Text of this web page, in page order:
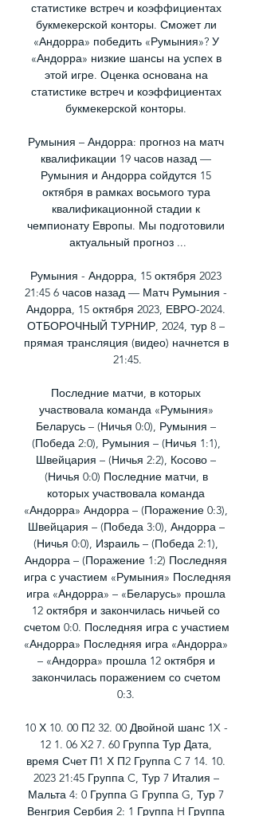
статистике встреч и коэффициентах
букмекерской конторы. Сможет ли
«Андорра» победить «Румыния»? У
«Андорра» низкие шансы на успех в
этой игре. Оценка основана на
статистике встреч и коэффициентах
букмекерской конторы.
Румыния – Андорра: прогноз на матч
квалификации 19 часов назад —
Румыния и Андорра сойдутся 15
октября в рамках восьмого тура
квалификационной стадии к
чемпионату Европы. Мы подготовили
актуальный прогноз ...
Румыния - Андорра, 15 октября 2023
21:45 6 часов назад — Матч Румыния -
Андорра, 15 октября 2023, ЕВРО-2024.
ОТБОРОЧНЫЙ ТУРНИР, 2024, тур 8 –
прямая трансляция (видео) начнется в
21:45.
Последние матчи, в которых
участвовала команда «Румыния»
Беларусь – (Ничья 0:0), Румыния –
(Победа 2:0), Румыния – (Ничья 1:1),
Швейцария – (Ничья 2:2), Косово –
(Ничья 0:0) Последние матчи, в
которых участвовала команда
«Андорра» Андорра – (Поражение 0:3),
Швейцария – (Победа 3:0), Андорра –
(Ничья 0:0), Израиль – (Победа 2:1),
Андорра – (Поражение 1:2) Последняя
игра с участием «Румыния» Последняя
игра «Андорра» – «Беларусь» прошла
12 октября и закончилась ничьей со
счетом 0:0. Последняя игра с участием
«Андорра» Последняя игра «Андорра»
– «Андорра» прошла 12 октября и
закончилась поражением со счетом
0:3.
10 Х 10. 00 П2 32. 00 Двойной шанс 1X -
12 1. 06 X2 7. 60 Группа Тур Дата,
время Счет П1 Х П2 Группа C 7 14. 10.
2023 21:45 Группа C, Тур 7 Италия –
Мальта 4: 0 Группа G Группа G, Тур 7
Венгрия Сербия 2: 1 Группа H Группа